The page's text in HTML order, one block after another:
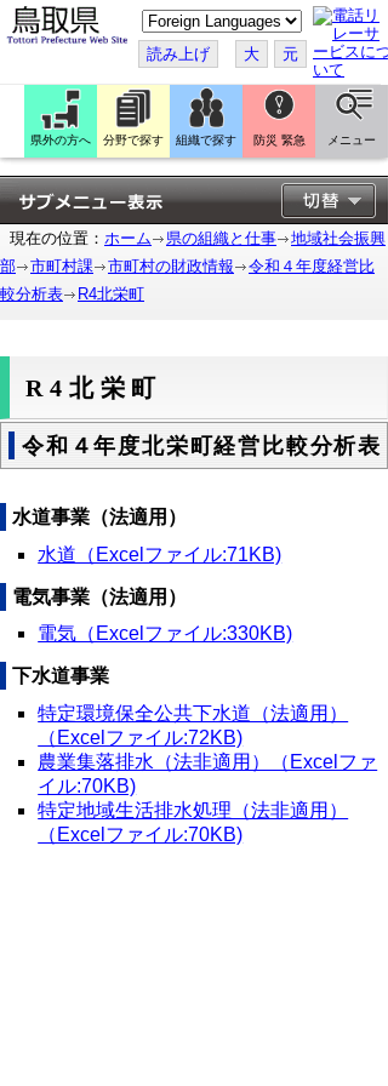
こ
の
ペ
ー
ジ
翻
訳
す
る
読み上げ 大 元
県外の方へ 分野で探す 組織で探す 防災 緊急 メニュー
現在の位置： ホーム 県の組織と仕事
地域社会振興
部
市町村課 市町村の財政情報
令和４年度経営比
較分析表
R4北栄町
R4北栄町
令和４年度北栄町経営比較分析表
水道事業（法適用）
水道（Excelファイル:71KB)
電気事業（法適用）
電気（Excelファイル:330KB)
下水道事業
特定環境保全公共下水道（法適用）
（Excelファイル:72KB)
農業集落排水（法非適用）（Excelファ
イル:70KB)
特定地域生活排水処理（法非適用）
（Excelファイル:70KB)